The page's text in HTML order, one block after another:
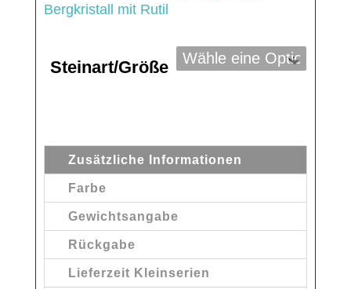
Bergkristall mit Rutil
Steinart/Größe
Zusätzliche Informationen
Farbe
Gewichtsangabe
Rückgabe
Lieferzeit Kleinserien